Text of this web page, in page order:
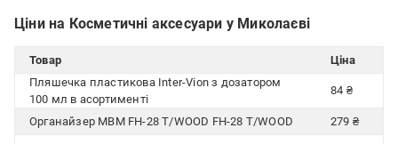
Ціни на Косметичні аксесуари у Миколаєві
Товар
Ціна
Пляшечка пластикова Inter-Vion з дозатором
100 мл в асортименті
84 ₴
Органайзер МВМ FH-28 T/WOOD FH-28 T/WOOD
279 ₴